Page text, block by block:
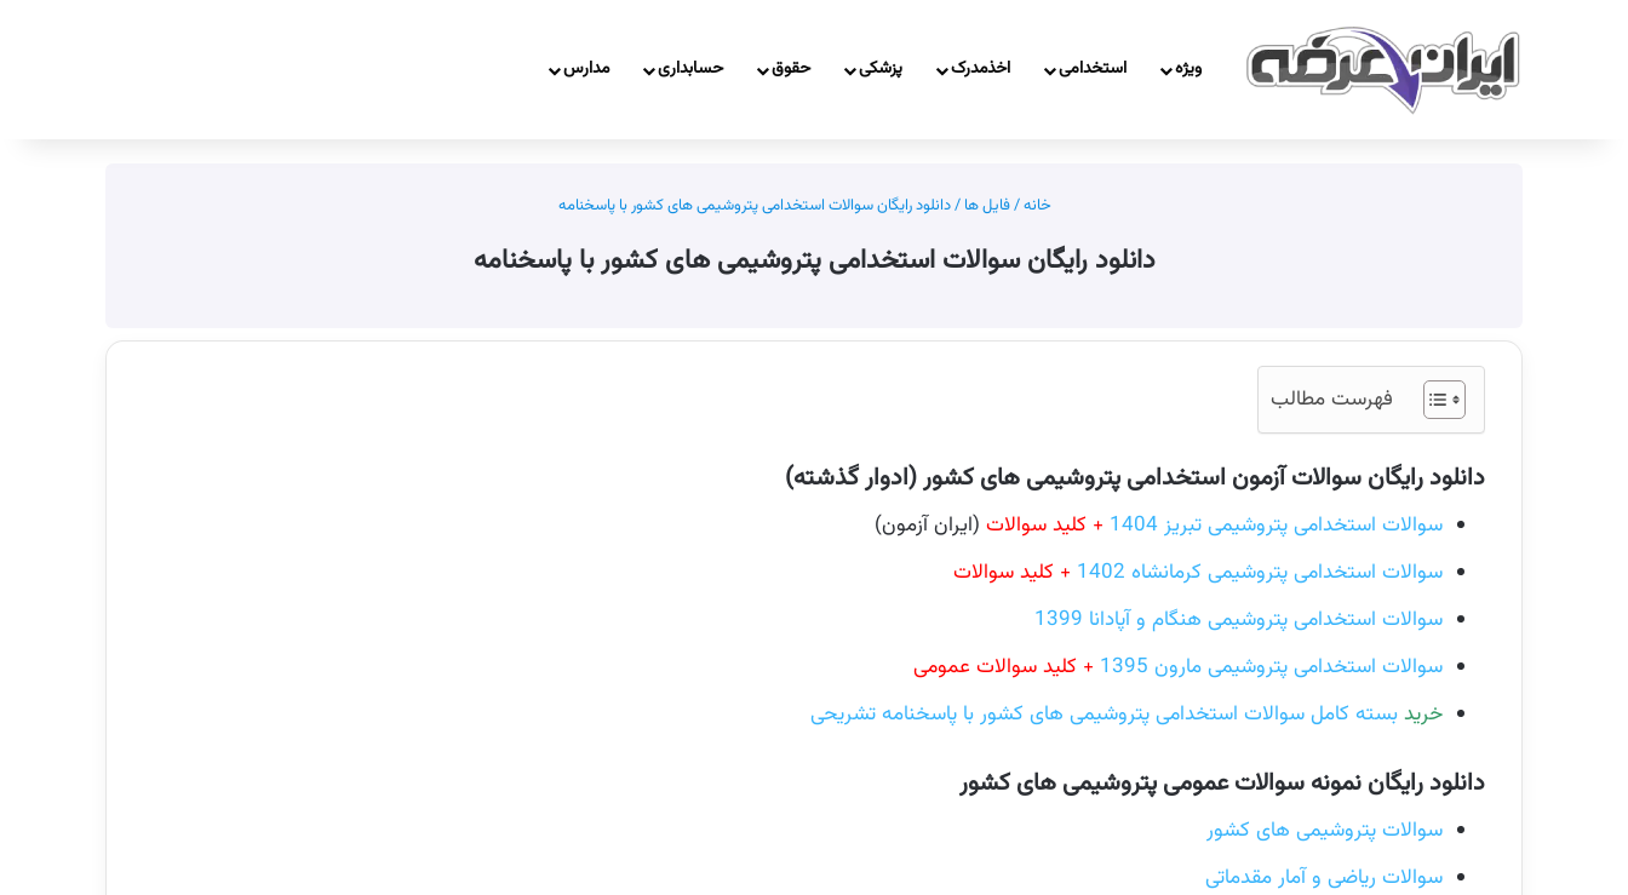
ویژه استخدامی اخذمدرک پزشکی حقوق حسابداری مدارس
خانه/فایل ها /دانلود رایگان سوالات استخدامی پتروشیمی های کشور با پاسخنامه
دانلود رایگان سوالات استخدامی پتروشیمی های کشور با پاسخنامه
فهرست مطالب
دانلود رایگان سوالات آزمون استخدامی پتروشیمی های کشور (ادوار گذشته)
سوالات استخدامی پتروشیمی تبریز 1404 + کلید سوالات (ایران آزمون)
سوالات استخدامی پتروشیمی کرمانشاه 1402
+ کلید سوالات
سوالات استخدامی پتروشیمی هنگام و آپادانا 1399
سوالات استخدامی پتروشیمی مارون 1395
+ کلید سوالات عمومی
خریدبسته کامل سوالات استخدامی پتروشیمی های کشور با پاسخنامه تشریحی
دانلود رایگان نمونه سوالات عمومی پتروشیمی های کشور
سوالات پتروشیمی های کشور
سوالات ریاضی و آمار مقدماتی